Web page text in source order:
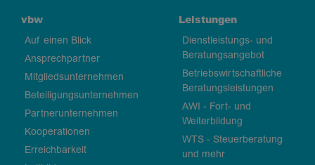
vbw
Auf einen Blick
Ansprechpartner
Mitgliedsunternehmen
Beteiligungsunternehmen
Partnerunternehmen
Kooperationen
Erreichbarkeit
Leistungen
Dienstleistungs- und
Beratungsangebot
Betriebswirtschaftliche
Beratungsleistungen
AWI - Fort- und
Weiterbildung
WTS - Steuerberatung
und mehr